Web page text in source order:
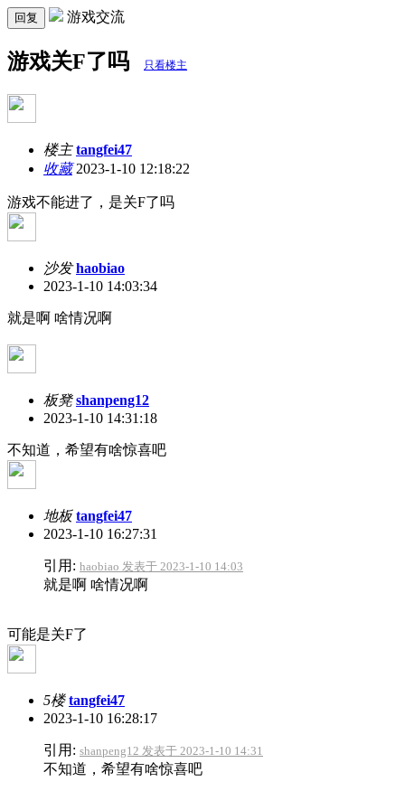
回复 游戏交流
游戏关F了吗 只看楼主
楼主 tangfei47
收藏2023-1-10 12:18:22
游戏不能进了，是关F了吗
沙发 haobiao
2023-1-10 14:03:34
就是啊 啥情况啊
板凳 shanpeng12
2023-1-10 14:31:18
不知道，希望有啥惊喜吧
地板 tangfei47
2023-1-10 16:27:31
引用: haobiao 发表于 2023-1-10 14:03
就是啊 啥情况啊
可能是关F了
5楼 tangfei47
2023-1-10 16:28:17
引用: shanpeng12 发表于 2023-1-10 14:31
不知道，希望有啥惊喜吧